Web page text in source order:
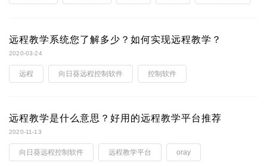
远程教学系统您了解多少？如何实现远程教学？
2020-03-24
远程 向日葵远程控制软件 控制软件
远程教学是什么意思？好用的远程教学平台推荐
2020-11-13
向日葵远程控制软件 远程教学平台 oray